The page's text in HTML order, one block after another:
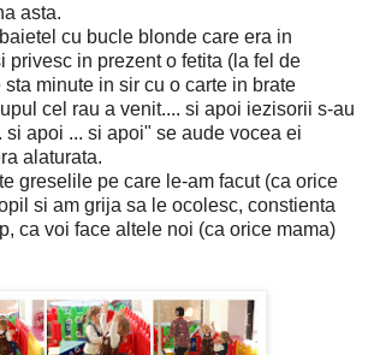
asta.
cu bucle blonde care era in
privesc in prezent o fetita (la fel de
minute in sir cu o carte in brate
cel rau a venit.... si apoi iezisorii s-au
si apoi ... si apoi" se aude vocea ei
alaturata.
greselile pe care le-am facut (ca orice
si am grija sa le ocolesc, constienta
ca voi face altele noi (ca orice mama)